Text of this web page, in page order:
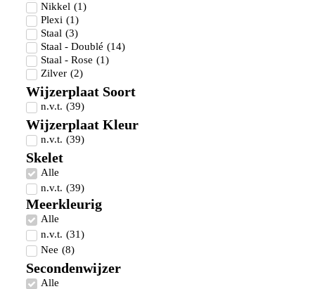
Nikkel (1)
Plexi (1)
Staal (3)
Staal - Doublé (14)
Staal - Rose (1)
Zilver (2)
Wijzerplaat Soort
n.v.t. (39)
Wijzerplaat Kleur
n.v.t. (39)
Skelet
Alle
n.v.t. (39)
Meerkleurig
Alle
n.v.t. (31)
Nee (8)
Secondenwijzer
Alle